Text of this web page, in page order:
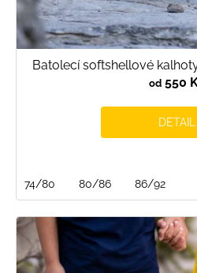
Batolecí softshellové
od550
DETAIL
74/80 80/86 86/92